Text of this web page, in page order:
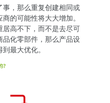
，那么重复创建相同或
的可能性将大大增加。
居高不下，而不是去尽可
化零部件，那么产品设
最大优化。